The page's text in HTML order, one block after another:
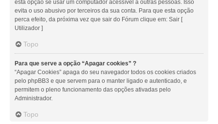
esta opção se usar um computador acessível a outras pessoas. Isso
evita o uso abusivo por terceiros da sua conta. Para que esta opção
perca efeito, da próxima vez que sair do Fórum clique em: Sair [
Utilizador ]
Topo
Para que serve a opção “Apagar cookies” ?
“Apagar Cookies” apaga do seu navegador todos os cookies criados
pelo phpBB3 e que servem para o manter ligado e autenticado, e
permitem o pleno funcionamento das opções ativadas pelo
Administrador.
Topo